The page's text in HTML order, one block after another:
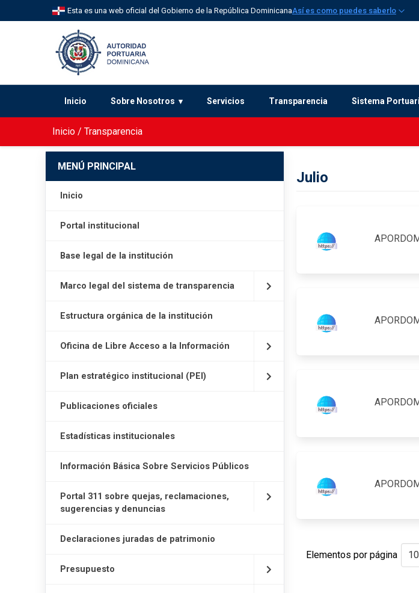
Esta es una web oficial del Gobierno de la República DominicanaAsí es como puedes saberlo
Inicio Sobre Nosotros Servicios Transparencia Sistema
Inicio / Transparencia
MENÚ PRINCIPAL
Inicio
Portal institucional
Base legal de la institución
Marco legal del sistema de transparencia
Estructura orgánica de la institución
Oficina de Libre Acceso a la Información
Plan estratégico institucional (PEI)
Publicaciones oficiales
Estadísticas institucionales
Información Básica Sobre Servicios Públicos
Portal 311 sobre quejas, reclamaciones,
sugerencias y denuncias
Declaraciones juradas de patrimonio
Presupuesto
Julio
Elementos por página